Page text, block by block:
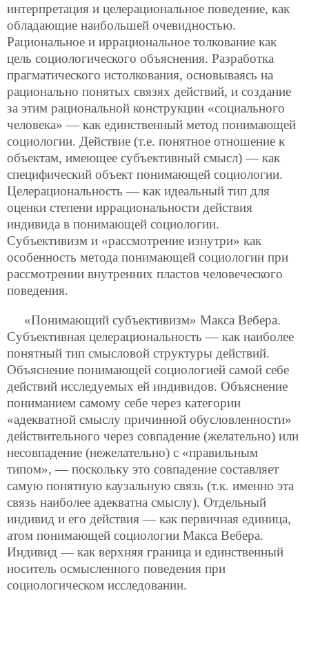
интерпретация и целерациональное поведение, как
обладающие наибольшей очевидностью.
Рациональное и иррациональное толкование как
цель социологического объяснения. Разработка
прагматического истолкования, основываясь на
рационально понятых связях действий, и создание
за этим рациональной конструкции «социального
человека» — как единственный метод понимающей
социологии. Действие (т.е. понятное отношение к
объектам, имеющее субъективный смысл) — как
специфический объект понимающей социологии.
Целерациональность — как идеальный тип для
оценки степени иррациональности действия
индивида в понимающей социологии.
Субъективизм и «рассмотрение изнутри» как
особенность метода понимающей социологии при
рассмотрении внутренних пластов человеческого
поведения.
«Понимающий субъективизм» Макса Вебера.
Субъективная целерациональность — как наиболее
понятный тип смысловой структуры действий.
Объяснение понимающей социологией самой себе
действий исследуемых ей индивидов. Объяснение
пониманием самому себе через категории
«адекватной смыслу причинной обусловленности»
действительного через совпадение (желательно) или
несовпадение (нежелательно) с «правильным
типом», — поскольку это совпадение составляет
самую понятную каузальную связь (т.к. именно эта
связь наиболее адекватна смыслу). Отдельный
индивид и его действия — как первичная единица,
атом понимающей социологии Макса Вебера.
Индивид — как верхняя граница и единственный
носитель осмысленного поведения при
социологическом исследовании.